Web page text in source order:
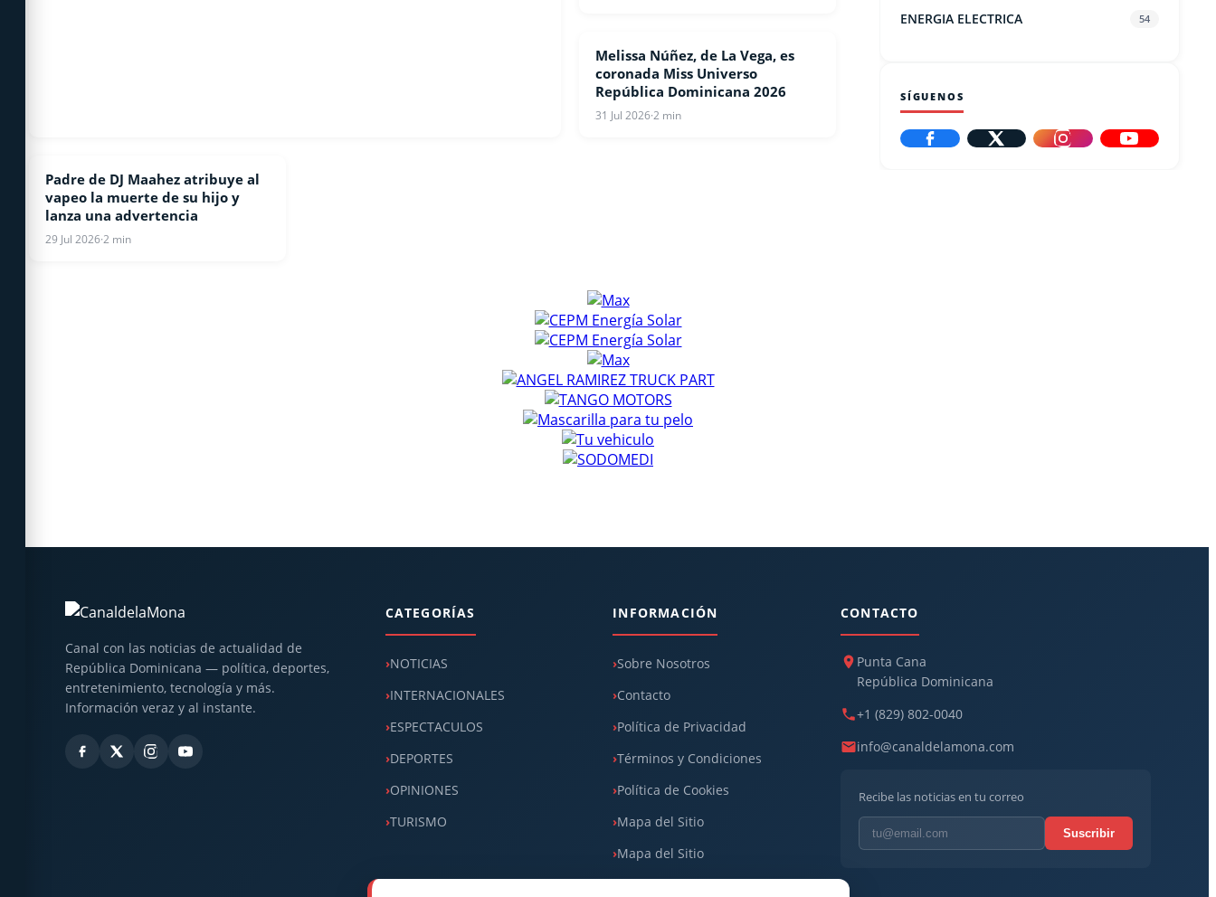
ESPECTACULOS
Melissa Núñez, de La Vega, es
coronada Miss Universo
República Dominicana 2026
31 Jul 2026·2 min
ESPECTACULOS
Padre de DJ Maahez atribuye al
vapeo la muerte de su hijo y
lanza una advertencia
29 Jul 2026·2 min
ENERGIA ELECTRICA 54
SÍGUENOS
Canal con las noticias de actualidad de
República Dominicana — política, deportes,
entretenimiento, tecnología y más.
Información veraz y al instante.
CATEGORÍAS
NOTICIAS
INTERNACIONALES
ESPECTACULOS
DEPORTES
OPINIONES
TURISMO
INFORMACIÓN
Sobre Nosotros
Contacto
Política de Privacidad
Términos y Condiciones
Política de Cookies
Mapa del Sitio
Mapa del Sitio
CONTACTO
Punta Cana
República Dominicana
+1 (829) 802-0040
info@canaldelamona.com
Recibe las noticias en tu correo
Suscribir